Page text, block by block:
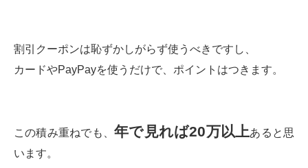
割引クーポンは恥ずかしがらず使うべきですし、
カードやPayPayを使うだけで、ポイントはつきます。
この積み重ねでも、年で見れば20万以上あると思
います。